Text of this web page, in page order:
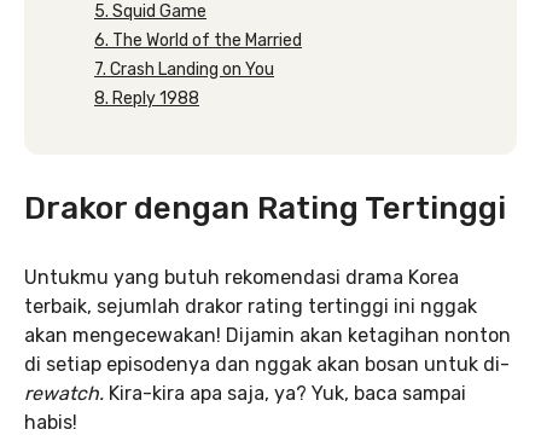
5. Squid Game
6. The World of the Married
7. Crash Landing on You
8. Reply 1988
Drakor dengan Rating Tertinggi
Untukmu yang butuh rekomendasi drama Korea
terbaik, sejumlah drakor rating tertinggi ini nggak
akan mengecewakan! Dijamin akan ketagihan nonton
di setiap episodenya dan nggak akan bosan untuk di-
rewatch. Kira-kira apa saja, ya? Yuk, baca sampai
habis!